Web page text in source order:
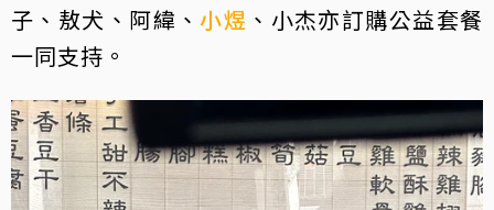
子、敖犬、阿緯、小煜 、小杰亦訂購公益套餐
一同支持。